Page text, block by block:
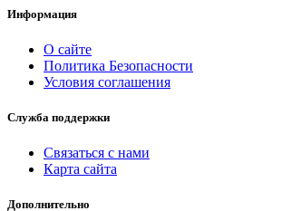
Информация
О сайте
Политика Безопасности
Условия соглашения
Служба поддержки
Связаться с нами
Карта сайта
Дополнительно